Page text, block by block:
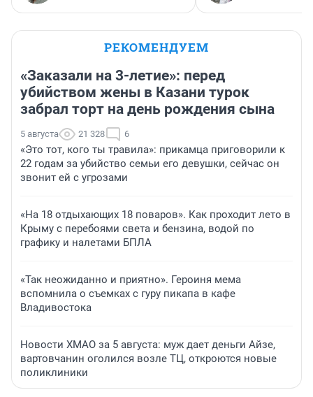
РЕКОМЕНДУЕМ
«Заказали на 3-летие»: перед
убийством жены в Казани турок
забрал торт на день рождения сына
5 августа 21 328 6
«Это тот, кого ты травила»: прикамца приговорили к
22 годам за убийство семьи его девушки, сейчас он
звонит ей с угрозами
«На 18 отдыхающих 18 поваров». Как проходит лето в
Крыму с перебоями света и бензина, водой по
графику и налетами БПЛА
«Так неожиданно и приятно». Героиня мема
вспомнила о съемках с гуру пикапа в кафе
Владивостока
Новости ХМАО за 5 августа: муж дает деньги Айзе,
вартовчанин оголился возле ТЦ, откроются новые
поликлиники